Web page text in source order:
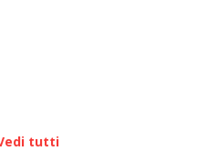
tutti